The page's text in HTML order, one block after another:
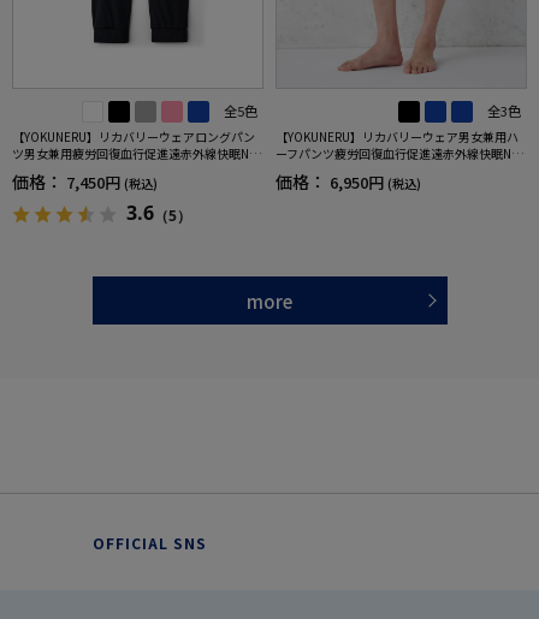
全5色
【YOKUNERU】リカバリーウェアロングパン
ツ男女兼用疲労回復血行促進遠赤外線快眠NA
NOMIX(R)【一般医療機器】SS～LLサイズ
価格： 7,450円 (税込)
3.6 （5）
全3色
【YOKUNERU】リカバリーウェア男女兼用ハ
ーフパンツ疲労回復血行促進遠赤外線快眠NA
NOMIX(R)【一般医療機器】SS～LLサイズ
価格： 6,950円 (税込)
more
OFFICIAL SNS